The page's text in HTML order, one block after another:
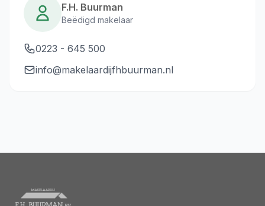
F.H. Buurman
Beëdigd makelaar
0223 - 645 500
info@makelaardijfhbuurman.nl